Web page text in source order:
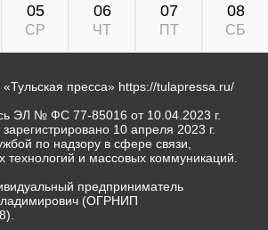
05
СР
06
ЧТ
07
ПТ
08
СБ
пресса» https://tulapressa.ru/
ЭЛ № ФС 77-85016 от 10.04.2023 г.
10 апреля 2023 г.
по надзору в сфере связи,
и массовых коммуникаций.
предприниматель
(ОГРНИП